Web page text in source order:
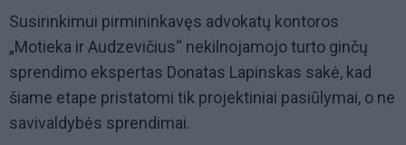
Susirinkimui pirmininkavęs advokatų kontoros
„Motieka ir Audzevičius“ nekilnojamojo turto ginčų
sprendimo ekspertas Donatas Lapinskas sakė, kad
šiame etape pristatomi tik projektiniai pasiūlymai, o ne
savivaldybės sprendimai.